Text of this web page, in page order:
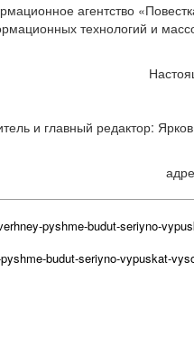
агентство
технологий и
и главный редактор:
pyshme-budut-seriyno-
budut-seriyno-vypuskat-